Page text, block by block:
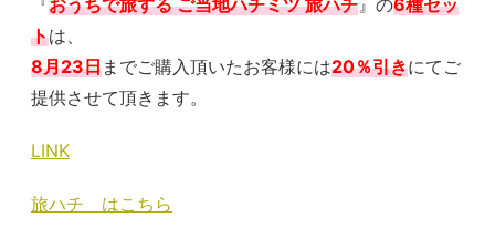
トは、
8月23日までご購入頂いたお客様には20％引きにてご
提供させて頂きます。
LINK
旅ハチ はこちら